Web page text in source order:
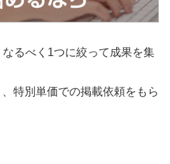
るべく1つに絞って成果を集
特別単価での掲載依頼をもら